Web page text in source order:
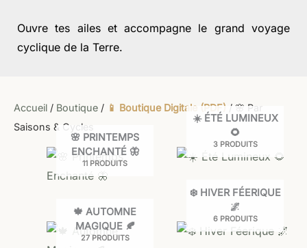
Ouvre tes ailes et accompagne le grand voyage
cyclique de la Terre.
Accueil / Boutique / 📱 Boutique Digitale (PDF) / 🌸 Par
Saisons & Cycles
🌸 PRINTEMPS
ENCHANTÉ 🦋
11 PRODUITS
☀️ ÉTÉ LUMINEUX
🌻
3 PRODUITS
🍁 AUTOMNE
MAGIQUE 🍂
27 PRODUITS
❄️ HIVER FÉERIQUE
🌌
6 PRODUITS